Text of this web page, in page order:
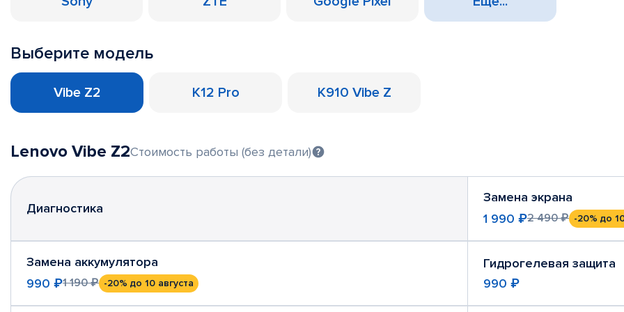
Выберите модель
Vibe Z2 K12 Pro K910 Vibe Z
Lenovo Vibe Z2Стоимость работы (без детали)
Диагностика
Замена экрана
1 990 ₽2 490 ₽ -20% до
Замена аккумулятора
990 ₽1 190 ₽ -20% до 10 августа
Гидрогелевая защита
990 ₽